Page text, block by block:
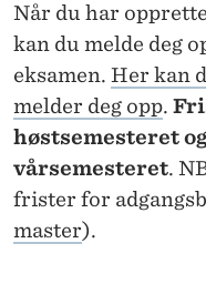
Y
S
T
U
D
E
Når du har
kan du melde deg
eksamen. Her kan
melder deg opp.
høstsemesteret
vårsemesteret.
frister for
master).